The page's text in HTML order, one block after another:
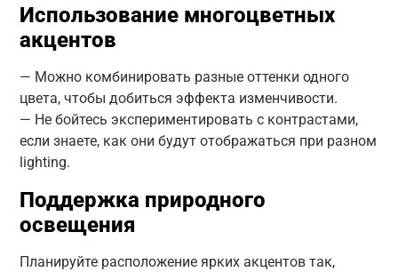
Использование многоцветных
акцентов
— Можно комбинировать разные оттенки одного
цвета, чтобы добиться эффекта изменчивости.
— Не бойтесь экспериментировать с контрастами,
если знаете, как они будут отображаться при разном
lighting.
Поддержка природного
освещения
Планируйте расположение ярких акцентов так,